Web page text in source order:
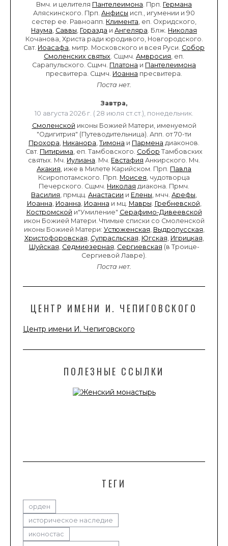
Вмч. и целителя Пантелеимона. Прп. Германа
Аляскинского. Прп. Анфисы исп., игумении и 90
сестер ее. Равноапп. Климента, еп. Охридского,
Наума, Саввы, Горазда и Ангеляра. Блж. Николая
Кочанова, Христа ради юродивого, Новгородского.
Свт. Иоасафа, митр. Московского и всея Руси. Собор
Смоленских святых. Сщмч. Амвросия, еп.
Сарапульского. Сщмч. Платона и Пантелеимона
пресвитера. Сщмч. Иоанна пресвитера.
Поста нет.
Завтра,
10 августа 2026 г. ( 28 июля ст.ст.), понедельник.
Смоленской иконы Божией Матери, именуемой
"Одигитрия" (Путеводительница). Апп. от 70-ти
Прохора, Никанора, Тимона и Пармена диаконов.
Свт. Питирима, еп. Тамбовского. Собор Тамбовских
святых. Мч. Иулиана. Мч. Евстафия Анкирского. Мч.
Акакия, иже в Милете Карийском. Прп. Павла
Ксиропотамского. Прп. Моисея, чудотворца
Печерского. Сщмч. Николая диакона. Прмч.
Василия, прмцц. Анастасии и Елены, мчч. Арефы,
Иоанна, Иоанна, Иоанна и мц. Мавры. Гребневской,
Костромской и"Умиление" Серафимо-Дивеевской
икон Божией Матери. Чтимые списки со Смоленской
иконы Божией Матери: Устюженская, Выдропусская,
Христофоровская, Супрасльская, Югская, Игрицкая,
Шуйская, Седмиезерная, Сергиевская (в Троице-
Сергиевой Лавре).
Поста нет.
ЦЕНТР ИМЕНИ И. ЧЕПИГОВСКОГО
Центр имени И. Чепиговского
ПОЛЕЗНЫЕ ССЫЛКИ
ТЕГИ
орден
историческое наследие
иконостас